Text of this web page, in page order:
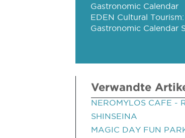
Gastronomic Calendar
EDEN Cultural
Gastronomic Calendar
Verwandte
NEROMYLOS CAFE -
SHINSEINA
MAGIC DAY FUN